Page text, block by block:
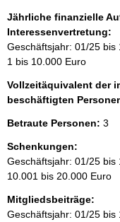
e
Jährliche finanzielle
Interessenvertretung:
Geschäftsjahr: 01/25 bis
1 bis 10.000 Euro
Vollzeitäquivalent der
beschäftigten
Betraute Personen: 3
Schenkungen:
Geschäftsjahr: 01/25 bis
10.001 bis 20.000 Euro
Mitgliedsbeiträge:
Geschäftsjahr: 01/25 bis